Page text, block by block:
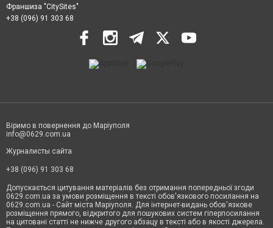
Франшиза "CitySites"
+38 (096) 91 303 68
Віримо в повернення до Маріуполя
info@0629.com.ua
Журналисты сайта
+38 (096) 91 303 68
Допускається цитування матеріалів без отримання попередньої згоди
0629.com.ua за умови розміщення в тексті обов'язкового посилання на
0629.com.ua - Сайт міста Маріуполя. Для інтернет-видань обов'язкове
розміщення прямого, відкритого для пошукових систем гіперпосилання
на цитовані статті не нижче другого абзацу в тексті або в якості джерела.